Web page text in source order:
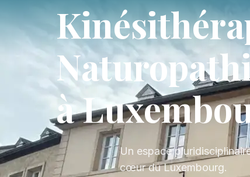
à
Un espace
cœur du Luxembourg.